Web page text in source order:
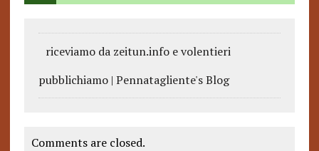
riceviamo da zeitun.info e volentieri
pubblichiamo | Pennatagliente's Blog
Comments are closed.